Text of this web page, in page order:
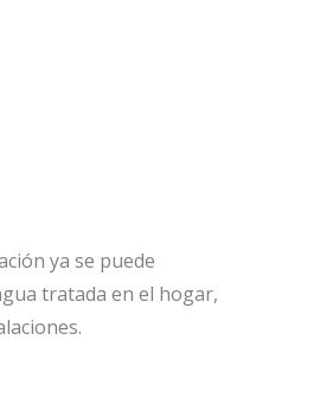
ya se puede
tratada en el hogar,